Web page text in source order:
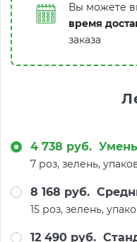
Вы можете
время
заказа
4 738 руб.
7 роз, зелень,
8 168 руб.
15 роз, зелень,
12 490 руб.